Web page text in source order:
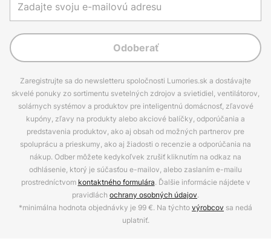
Odoberať
Zaregistrujte sa do newsletteru spoločnosti Lumories.sk a dostávajte
skvelé ponuky zo sortimentu svetelných zdrojov a svietidiel, ventilátorov,
solárnych systémov a produktov pre inteligentnú domácnosť, zľavové
kupóny, zľavy na produkty alebo akciové balíčky, odporúčania a
predstavenia produktov, ako aj obsah od možných partnerov pre
spoluprácu a prieskumy, ako aj žiadosti o recenzie a odporúčania na
nákup. Odber môžete kedykoľvek zrušiť kliknutím na odkaz na
odhlásenie, ktorý je súčasťou e-mailov, alebo zaslaním e-mailu
prostredníctvom kontaktného formulára. Ďalšie informácie nájdete v
pravidlách ochrany osobných údajov.
*minimálna hodnota objednávky je 99 €. Na týchtovýrobcov sa nedá
uplatniť.